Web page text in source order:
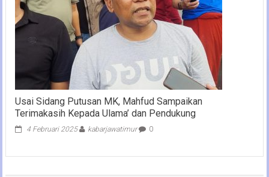
Usai Sidang Putusan MK, Mahfud Sampaikan
Terimakasih Kepada Ulama’ dan Pendukung
4 Februari 2025 kabarjawatimur 0